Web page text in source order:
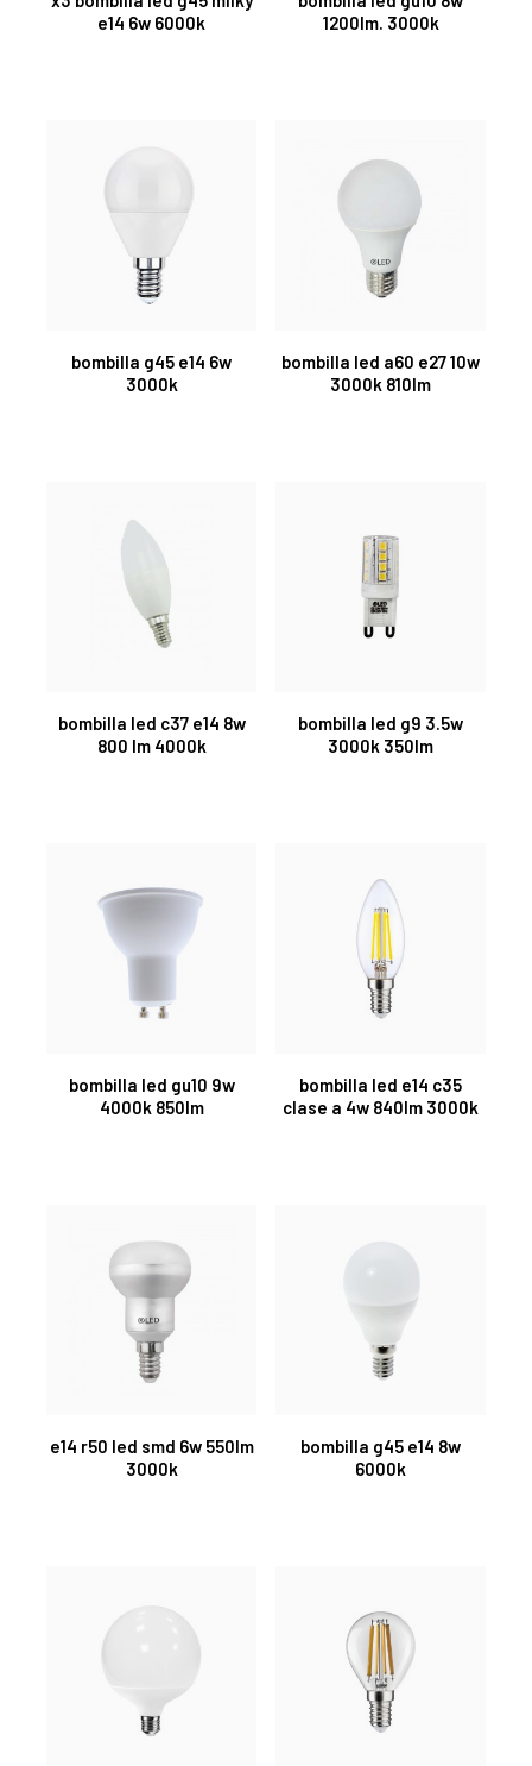
e14 6w 6000k
1200lm. 3000k
bombilla g45 e14 6w
3000k
bombilla led a60 e27 10w
3000k 810lm
bombilla led c37 e14 8w
800 lm 4000k
bombilla led g9 3.5w
3000k 350lm
bombilla led gu10 9w
4000k 850lm
bombilla led e14 c35
clase a 4w 840lm 3000k
e14 r50 led smd 6w 550lm
3000k
bombilla g45 e14 8w
6000k